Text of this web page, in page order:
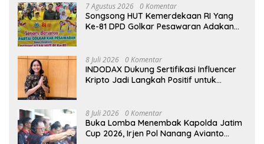
7 Agustus 2026 0 Komentar
Songsong HUT Kemerdekaan RI Yang
Ke-81 DPD Golkar Pesawaran Adakan
8 Juli 2026 0 Komentar
INDODAX Dukung Sertifikasi Influencer
Kripto Jadi Langkah Positif untuk
8 Juli 2026 0 Komentar
Buka Lomba Menembak Kapolda Jatim
Cup 2026, Irjen Pol Nanang Avianto